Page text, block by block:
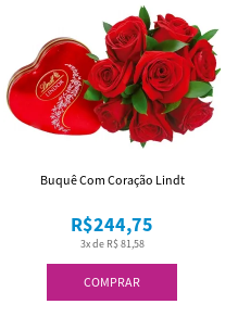
COMPRAR
3x de R$ 81,58
R$244,75
Buquê Com Coração Lindt